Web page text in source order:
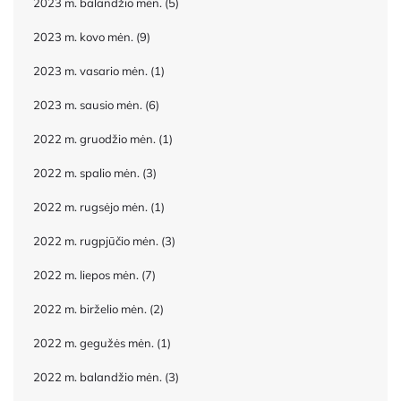
2023 m. kovo mėn. (9)
2023 m. vasario mėn. (1)
2023 m. sausio mėn. (6)
2022 m. gruodžio mėn. (1)
2022 m. spalio mėn. (3)
2022 m. rugsėjo mėn. (1)
2022 m. rugpjūčio mėn. (3)
2022 m. liepos mėn. (7)
2022 m. birželio mėn. (2)
2022 m. gegužės mėn. (1)
2022 m. balandžio mėn. (3)